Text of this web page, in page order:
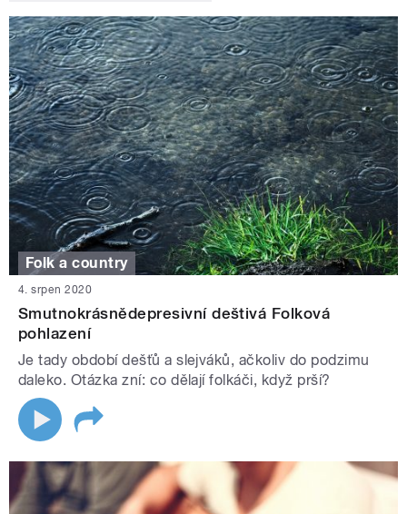
Folk a country
4. srpen 2020
Smutnokrásnědepresivní deštivá Folková
pohlazení
Je tady období dešťů a slejváků, ačkoliv do podzimu
daleko. Otázka zní: co dělají folkáči, když prší?